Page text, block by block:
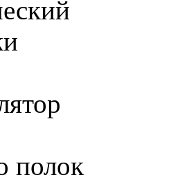
полок